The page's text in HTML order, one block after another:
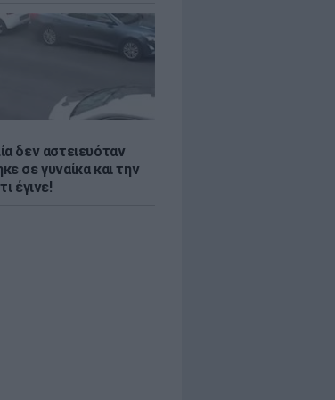
δεν αστειευόταν
σε γυναίκα και την
έγινε!